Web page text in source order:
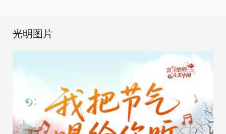
光明图片